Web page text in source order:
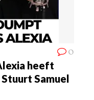
0
heeft
Samuel